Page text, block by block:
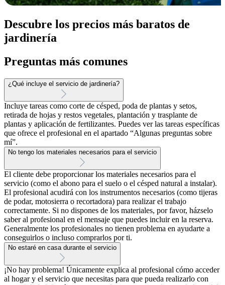
Descubre los precios más baratos de
jardinería
Preguntas más comunes
¿Qué incluye el servicio de jardinería?
Incluye tareas como corte de césped, poda de plantas y setos,
retirada de hojas y restos vegetales, plantación y trasplante de
plantas y aplicación de fertilizantes. Puedes ver las tareas específicas
que ofrece el profesional en el apartado “Algunas preguntas sobre
mí”.
No tengo los materiales necesarios para el servicio
El cliente debe proporcionar los materiales necesarios para el
servicio (como el abono para el suelo o el césped natural a instalar).
El profesional acudirá con los instrumentos necesarios (como tijeras
de podar, motosierra o recortadora) para realizar el trabajo
correctamente. Si no dispones de los materiales, por favor, házselo
saber al profesional en el mensaje que puedes incluir en la reserva.
Generalmente los profesionales no tienen problema en ayudarte a
conseguirlos o incluso comprarlos por ti.
No estaré en casa durante el servicio
¡No hay problema! Únicamente explica al profesional cómo acceder
al hogar y el servicio que necesitas para que pueda realizarlo con